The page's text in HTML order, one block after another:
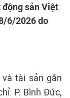
động sản Việt
6/2026 do
tài sản gắn
P. Bình Đức,